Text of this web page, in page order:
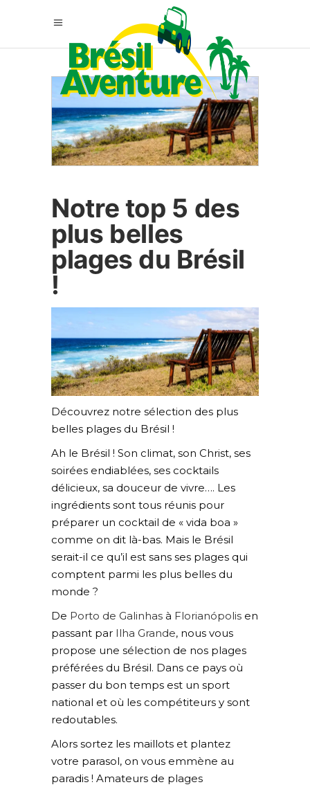
Notre top 5 des
plus belles
plages du Brésil
!
Découvrez notre sélection des plus
belles plages du Brésil !
Ah le Brésil ! Son climat, son Christ, ses
soirées endiablées, ses cocktails
délicieux, sa douceur de vivre…. Les
ingrédients sont tous réunis pour
préparer un cocktail de « vida boa »
comme on dit là-bas. Mais le Brésil
serait-il ce qu’il est sans ses plages qui
comptent parmi les plus belles du
monde ?
De Porto de Galinhas à Florianópolis en
passant par Ilha Grande, nous vous
propose une sélection de nos plages
préférées du Brésil. Dans ce pays où
passer du bon temps est un sport
national et où les compétiteurs y sont
redoutables.
Alors sortez les maillots et plantez
votre parasol, on vous emmène au
paradis ! Amateurs de plages